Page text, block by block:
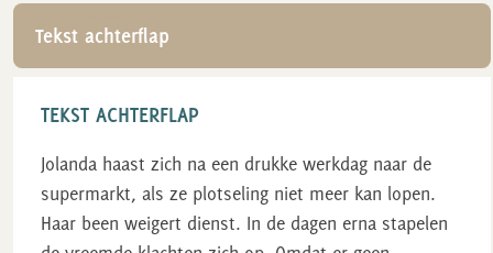
Tekst achterflap
TEKST ACHTERFLAP
Jolanda haast zich na een drukke werkdag naar de
supermarkt, als ze plotseling niet meer kan lopen.
Haar been weigert dienst. In de dagen erna stapelen